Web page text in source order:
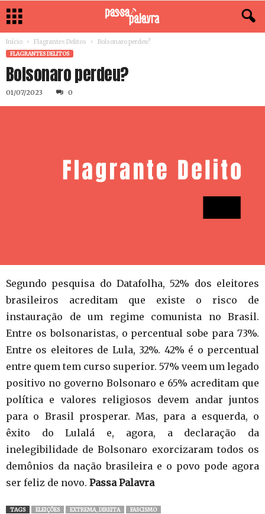
Início Flagrantes Delitos Bolsonaro perdeu?
FLAGRANTES DELITOS
Bolsonaro perdeu?
01/07/2023 0
Segundo pesquisa do Datafolha, 52% dos eleitores
brasileiros acreditam que existe o risco de
instauração de um regime comunista no Brasil.
Entre os bolsonaristas, o percentual sobe para 73%.
Entre os eleitores de Lula, 32%. 42% é o percentual
entre quem tem curso superior. 57% veem um legado
positivo no governo Bolsonaro e 65% acreditam que
política e valores religiosos devem andar juntos
para o Brasil prosperar. Mas, para a esquerda, o
êxito do Lulalá e, agora, a declaração da
inelegibilidade de Bolsonaro exorcizaram todos os
demônios da nação brasileira e o povo pode agora
ser feliz de novo. Passa Palavra
TAGS ELEIÇÕES EXTREMA_DIREITA FASCISMO